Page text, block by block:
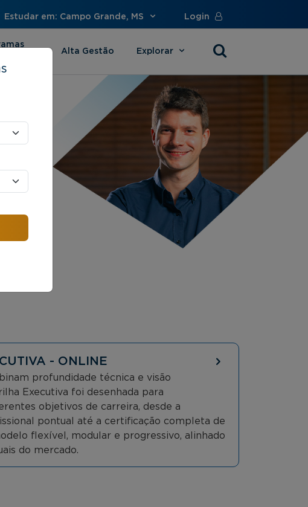
Estudar em: Campo Grande, MS Login
Alta Gestão Explorar
- ONLINE
profundidade técnica e visão
Executiva foi desenhada para
objetivos de carreira, desde a
pontual até a certificação completa de
flexível, modular e progressivo, alinhado
do mercado.